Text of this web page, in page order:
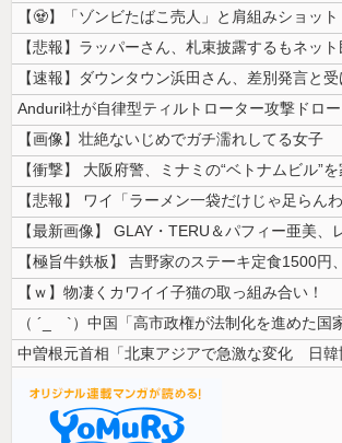
【画像】壮絶ないじめでガチ濡れしてる女子
【ｗ】物凄くカワイイ子猫の取っ組み合い！
中曽根元首相「北東アジアで急激な変化 日韓